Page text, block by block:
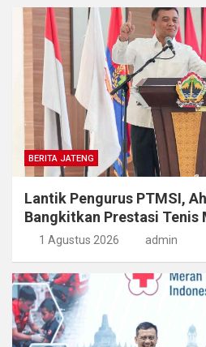
BERITA JATENG
Lantik Pengurus PTMSI,
Bangkitkan Prestasi Tenis
1 Agustus 2026 admin